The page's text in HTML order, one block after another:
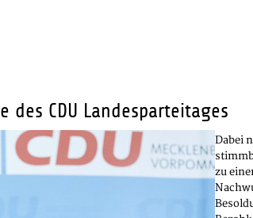
des CDU Landesparteitages
Dabei
zu